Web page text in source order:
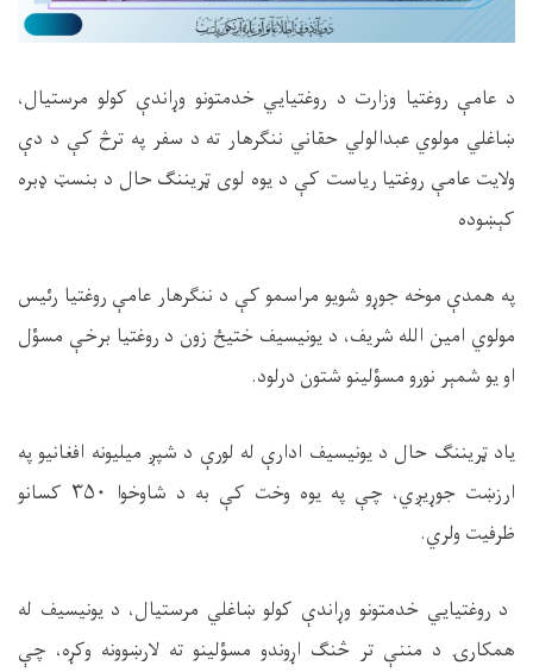
د عامې روغتیا وزارت د روغتیايي خدمتونو وړاندې کولو مرستیال،
ښاغلي مولوي عبدالولي حقاني ننګرهار ته د سفر په ترڅ کې د دې
ولایت عامې روغتیا ریاست کې د یوه لوی ټریننګ حال د بنسټ ډبره
کېښوده
په همدې موخه جوړو شویو مراسمو کې د ننګرهار عامې روغتیا رئیس
مولوي امین الله شریف، د یونیسیف ختیځ زون د روغتیا برخې مسؤل
او یو شمېر نورو مسؤلینو شتون درلود.
یاد ټریننګ حال د یونیسیف ادارې له لورې د شپږ میلیونه افغانیو په
ارزښت جوړیږي، چې په یوه وخت کې به د شاوخوا ۳۵۰ کسانو
ظرفیت ولري.
د روغتیايي خدمتونو وړاندې کولو ښاغلي مرستیال، د یونیسیف له
همکارۍ د مننې تر څنګ اړوندو مسؤلینو ته لارښوونه وکړه، چې